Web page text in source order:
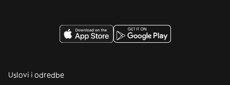
Uslovi i odredbe